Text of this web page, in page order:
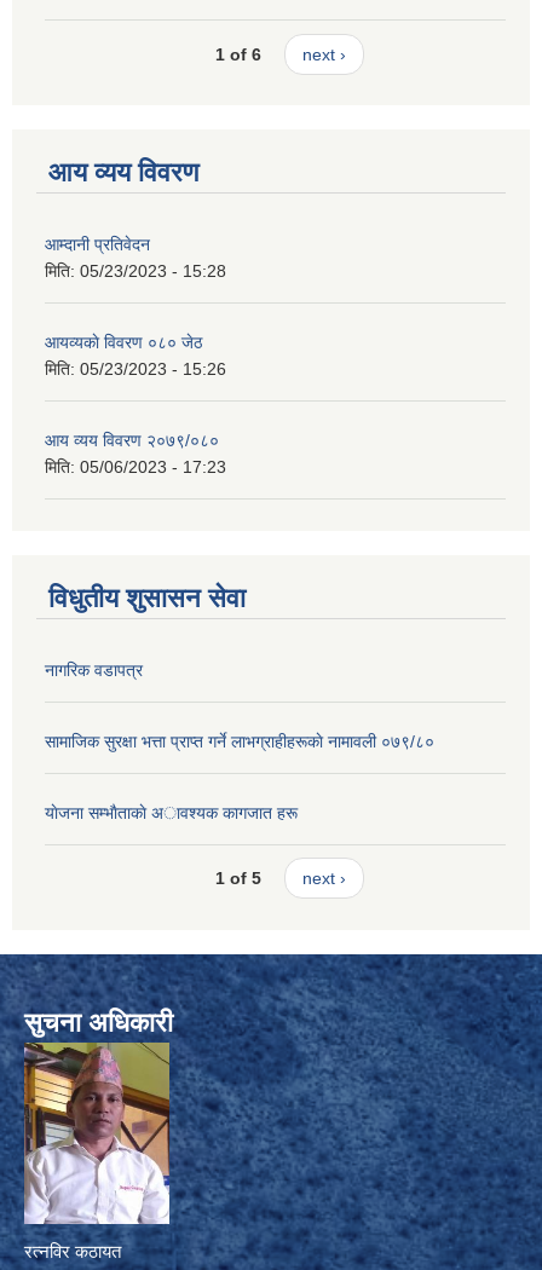
1 of 6 next ›
आय व्यय विवरण
आम्दानी प्रतिवेदन
मिति: 05/23/2023 - 15:28
आयव्यकाे विवरण ०८० जेठ
मिति: 05/23/2023 - 15:26
आय व्यय विवरण २०७९/०८०
मिति: 05/06/2023 - 17:23
विधुतीय शुसासन सेवा
नागरिक वडापत्र
सामाजिक सुरक्षा भत्ता प्राप्त गर्ने लाभग्राहीहरूकाे नामावली ०७९/८०
याेजना सम्भाैताकाे अावश्यक कागजात हरू
1 of 5 next ›
सुचना अधिकारी
रत्नविर कठायत